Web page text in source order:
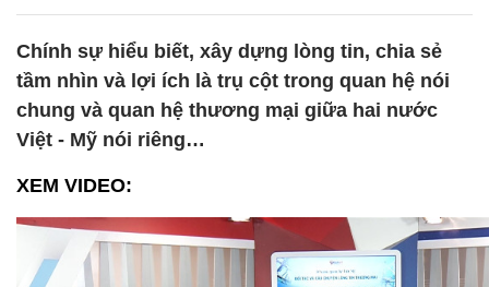
Chính sự hiểu biết, xây dựng lòng tin, chia sẻ
tầm nhìn và lợi ích là trụ cột trong quan hệ nói
chung và quan hệ thương mại giữa hai nước
Việt - Mỹ nói riêng…
XEM VIDEO: